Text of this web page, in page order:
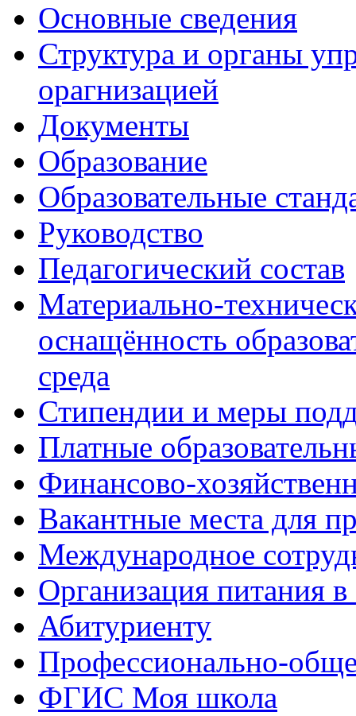
Основные сведения
Структура и органы
орагнизацией
Документы
Образование
Образовательные
Руководство
Педагогический состав
Материально-
оснащённость
среда
Стипендии и меры
Платные
Финансово-
Вакантные места для
Международное
Организация питания в
Абитуриенту
Профессионально-
ФГИС Моя школа